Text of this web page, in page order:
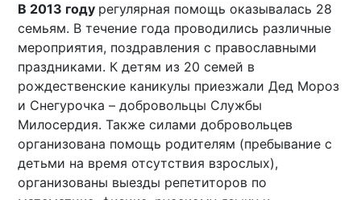
В 2013 году регулярная помощь оказывалась 28
семьям. В течение года проводились различные
мероприятия, поздравления с православными
праздниками. К детям из 20 семей в
рождественские каникулы приезжали Дед Мороз
и Снегурочка – добровольцы Службы
Милосердия. Также силами добровольцев
организована помощь родителям (пребывание с
детьми на время отсутствия взрослых),
организованы выезды репетиторов по